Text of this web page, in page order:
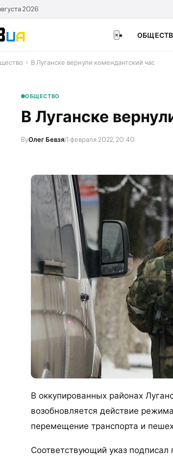
2026
×
› В Луганске вернули комендантский час
ОБЩЕСТВО
В Луганске
ByОлег Бевзя/1 февраля 2022, 20:40
В оккупированных районах
возобновляется действие
перемещение транспорта и
Соответствующий указ